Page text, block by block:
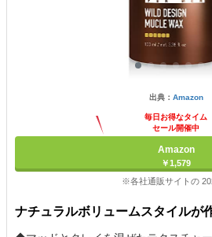
出典： Amazon
毎日お得なタイム
セール開催中
Amazon
￥1,579
※各社通販サイトの
ナチュラルボリュームスタイルが